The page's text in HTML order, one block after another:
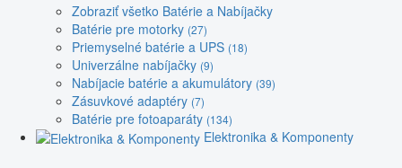
Zobraziť všetko Batérie a Nabíjačky
Batérie pre motorky (27)
Priemyselné batérie a UPS (18)
Univerzálne nabíjačky (9)
Nabíjacie batérie a akumulátory (39)
Zásuvkové adaptéry (7)
Batérie pre fotoaparáty (134)
Elektronika & Komponenty